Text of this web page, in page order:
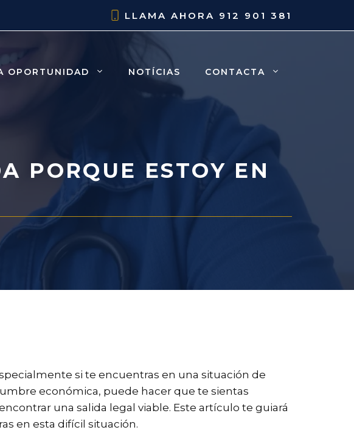
LLAMA AHORA 912 901 381
OPORTUNIDAD NOTÍCIAS CONTACTA
PORQUE ESTOY EN
si te encuentras en una situación de
económica, puede hacer que te sientas
una salida legal viable. Este artículo te guiará
en esta difícil situación.